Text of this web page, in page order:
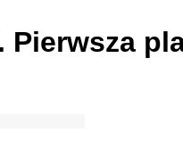
Pierwsza